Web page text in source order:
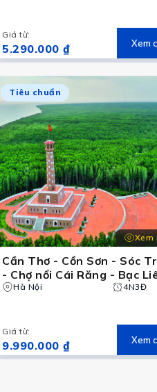
Giá từ:
5.290.000 ₫ Xem
Tiêu chuẩn
Xem
Cần Thơ - Cồn Sơn - Sóc
- Chợ nổi Cái Răng - Bạc
Cà Mau
Hà Nội 4N3Đ
Giá từ:
9.990.000 ₫ Xem